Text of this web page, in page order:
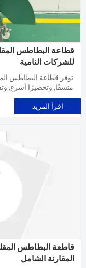
قطاعة البطاطس
للشركات النامية
توفر قطاعة البطاطس
متسقًا, وتحضيرًا أسرع,
البطاطس.
اقرأ المزيد
قاطعة البطاطس
المقارنة الشامل